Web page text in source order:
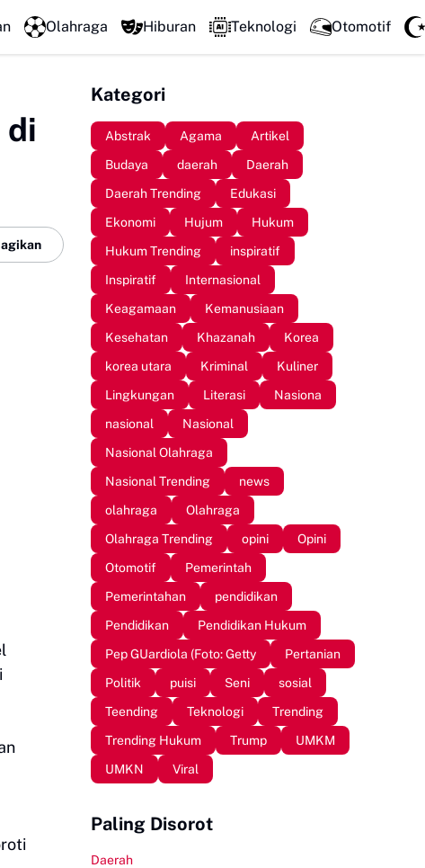
Mengawali Pengabdian dengan Sujud, Kapolresta Gowa
Olahraga Hiburan Teknologi Otomotif
di
Kategori
Abstrak Agama
Artikel
Budaya
daerah
Daerah
Daerah Trending
Edukasi
Ekonomi
Hujum
Hukum
Hukum Trending
inspiratif
Inspiratif
Internasional
Keagamaan
Kemanusiaan
Kesehatan
Khazanah
Korea
korea utara
Kriminal
Kuliner
Lingkungan
Literasi
Nasiona
nasional
Nasional
Nasional Olahraga
Nasional Trending
news
olahraga
Olahraga
Olahraga Trending
opini
Opini
Otomotif
Pemerintah
Pemerintahan
pendidikan
Pendidikan
Pendidikan Hukum
Pep GUardiola (Foto: Getty
Pertanian
Politik
puisi Seni
sosial
Teending
Teknologi
Trending
Trending Hukum
Trump
UMKM
UMKN
Viral
Paling Disorot
Daerah